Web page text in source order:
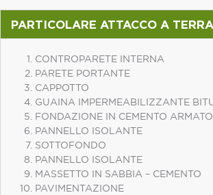
PARTICOLARE ATTACCO A TERRA
CONTROPARETE INTERNA
PARETE PORTANTE
CAPPOTTO
GUAINA IMPERMEABILIZZANTE
FONDAZIONE IN CEMENTO ARMATO
PANNELLO ISOLANTE
SOTTOFONDO
PANNELLO ISOLANTE
MASSETTO IN SABBIA – CEMENTO
PAVIMENTAZIONE